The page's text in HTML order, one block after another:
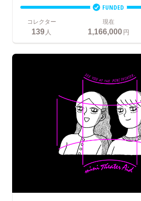
FUNDED
コレクター
139人
現在
1,166,000円